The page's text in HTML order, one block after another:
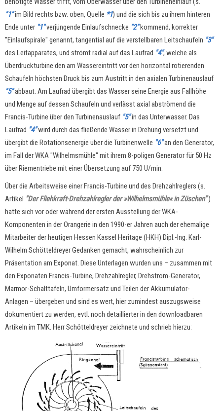
"1"im Bild rechts bzw. oben, Quelle *1) und die sich bis zu ihrem hinteren
Ende unter "1"verjüngende Einlaufschnecke "2"kommend, korrekter
"Einlaufspirale" genannt, tangential auf die verstellbaren Leitschaufeln "3"
des Leitapparates, und strömt radial auf das Laufrad "4", welche als
Überdruckturbine den am Wassereintritt vor den horizontal rotierenden
Schaufeln höchsten Druck bis zum Austritt in den axialen Turbinenauslauf
"5"abbaut. Am Laufrad übergibt das Wasser seine Energie aus Fallhöhe
und Menge auf dessen Schaufeln und verlässt axial abströmend die
Francis-Turbine über den Turbinenauslauf "5"in das Unterwasser. Das
Laufrad "4"wird durch das fließende Wasser in Drehung versetzt und
übergibt die Rotationsenergie über die Turbinenwelle "6"an den Generator,
im Fall der WKA "Wilhelmsmühle" mit ihrem 8-poligen Generator für 50 Hz
über Riementriebe mit einer Übersetzung auf 750 U/min.
Über die Arbeitsweise einer Francis-Turbine und des Drehzahlreglers (s.
Artikel "Der Fliehkraft-Drehzahlregler der »Wilhelmsmühle« in Züschen")
hatte sich vor oder während der ersten Ausstellung der WKA-
Komponenten in der Orangerie in den 1990-er Jahren auch der ehemalige
Mitarbeiter der heutigen Hessen Kassel Heritage (HKH) Dipl.-Ing. Karl-
Wilhelm Schötteldreyer Gedanken gemacht, wahrscheinlich zur
Präsentation am Exponat. Diese Unterlagen wurden uns – zusammen mit
den Exponaten Francis-Turbine, Drehzahlregler, Drehstrom-Generator,
Marmor-Schalttafeln, Umformersatz und Teilen der Akkumulator-
Anlagen – übergeben und sind es wert, hier zumindest auszugsweise
dokumentiert zu werden, evtl. noch detaillierter in den downloadbaren
Artikeln im TMK. Herr Schötteldreyer zeichnete und schrieb hierzu: